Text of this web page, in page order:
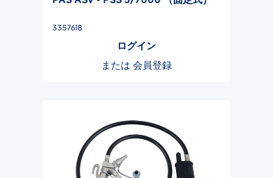
3357618
ログイン
または 会員登録